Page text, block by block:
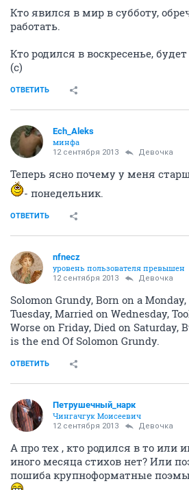
Кто явился в мир в субботу,
работать.
Кто родился в воскресенье,
(с)
ОТВЕТИТЬ
Ech_Aleks
минфа
12 сентября 2013 Девочка
Теперь ясно почему у меня
- понедельник.
ОТВЕТИТЬ
nfnecz
уровень пользователя превышен
12 сентября 2013 Девочка
Solomon Grundy, Born on a
Tuesday, Married on Wednesday,
Worse on Friday, Died on Saturday,
is the end Of Solomon Grundy.
ОТВЕТИТЬ
Петрушечный_нарк
Чингачгук Моисеевич
12 сентября 2013 Девочка
А про тех , кто родился в то или
иного месяца стихов нет? Или
пошиба крупноформатные